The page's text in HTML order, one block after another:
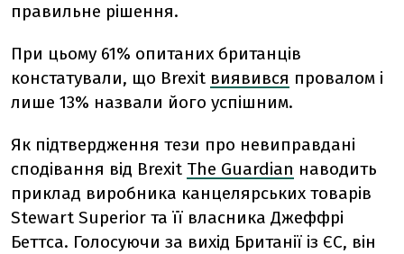
правильне рішення.
При цьому 61% опитаних британців
констатували, що Brexit виявився провалом і
лише 13% назвали його успішним.
Як підтвердження тези про невиправдані
сподівання від Brexit The Guardian наводить
приклад виробника канцелярських товарів
Stewart Superior та її власника Джеффрі
Беттса. Голосуючи за вихід Британії із ЄС, він